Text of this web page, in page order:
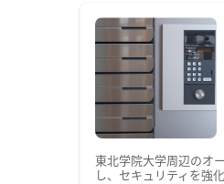
東北学院大学周辺のオ
し、セキュリティを強